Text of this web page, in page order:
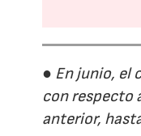
● En junio, el
con respecto
anterior,